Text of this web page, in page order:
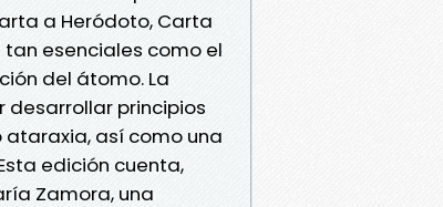
a Heródoto, Carta
esenciales como el
del átomo. La
desarrollar principios
así como una
edición cuenta,
Zamora, una